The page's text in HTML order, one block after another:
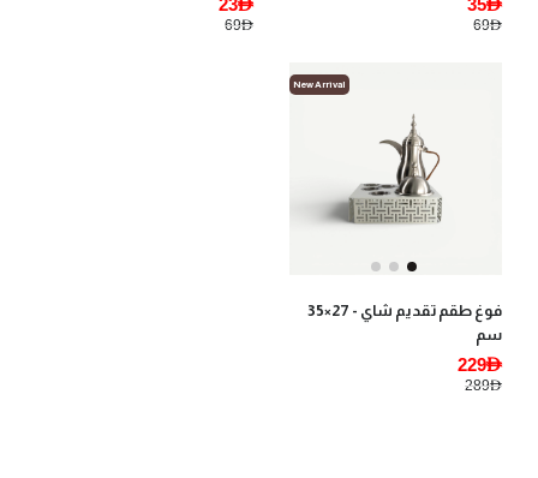
69AED
69AED
New Arrival
فوغ طقم تقديم شاي - 27×35
سم
229AED
289AED